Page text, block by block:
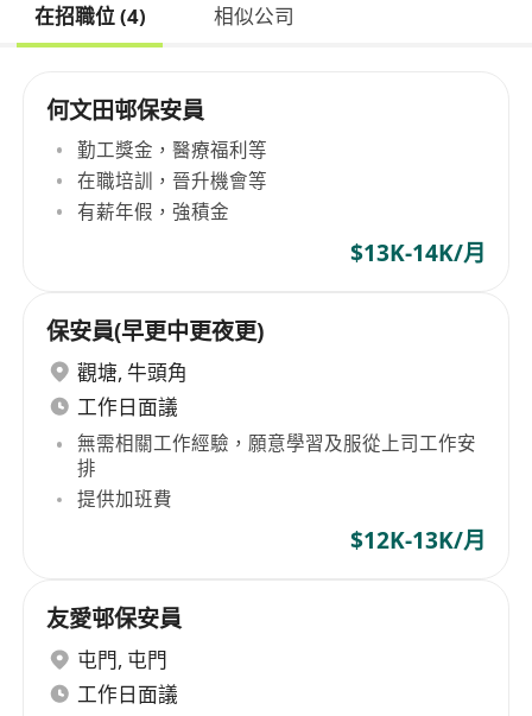
在招職位 (4) 相似公司
何文田邨保安員
勤工獎金，醫療福利等
在職培訓，晉升機會等
有薪年假，強積金
$13K-14K/月
保安員(早更中更夜更)
觀塘, 牛頭角
工作日面議
無需相關工作經驗，願意學習及服從上司工作安
排
提供加班費
$12K-13K/月
友愛邨保安員
屯門, 屯門
工作日面議